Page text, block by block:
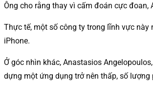
Ông cho rằng thay vì cấm đoán cực đoan,
Thực tế, một số công ty trong lĩnh vực này
iPhone.
Ở góc nhìn khác, Anastasios
dựng một ứng dụng trở nên thấp, số